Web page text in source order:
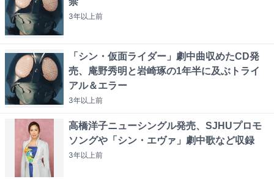
3年以上前
「シン・仮面ライダー」劇中曲収めたCD発
売、庵野秀明と岩崎琢の1年半に及ぶトライ
アル＆エラー
3年以上前
高橋洋子ニューシングル発売、SJHUプロモ
ソングや「シン・エヴァ」劇中歌など収録
3年以上前